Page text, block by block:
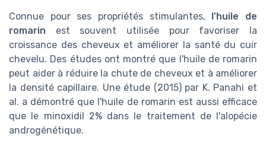
Connue pour ses propriétés stimulantes, l'huile de
romarin est souvent utilisée pour favoriser la
croissance des cheveux et améliorer la santé du cuir
chevelu. Des études ont montré que l'huile de romarin
peut aider à réduire la chute de cheveux et à améliorer
la densité capillaire. Une étude (2015) par K. Panahi et
al. a démontré que l'huile de romarin est aussi efficace
que le minoxidil 2% dans le traitement de l'alopécie
androgénétique.